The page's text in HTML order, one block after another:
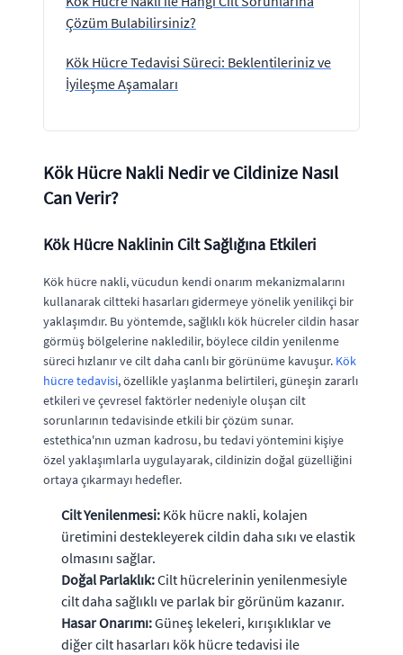
Çözüm Bulabilirsiniz?
Kök Hücre Tedavisi Süreci: Beklentileriniz ve
İyileşme Aşamaları
Kök Hücre Nakli Nedir ve Cildinize Nasıl
Can Verir?
Kök Hücre Naklinin Cilt Sağlığına Etkileri
Kök hücre nakli, vücudun kendi onarım mekanizmalarını
kullanarak ciltteki hasarları gidermeye yönelik yenilikçi bir
yaklaşımdır. Bu yöntemde, sağlıklı kök hücreler cildin hasar
görmüş bölgelerine nakledilir, böylece cildin yenilenme
süreci hızlanır ve cilt daha canlı bir görünüme kavuşur. Kök
hücre tedavisi, özellikle yaşlanma belirtileri, güneşin zararlı
etkileri ve çevresel faktörler nedeniyle oluşan cilt
sorunlarının tedavisinde etkili bir çözüm sunar.
estethica'nın uzman kadrosu, bu tedavi yöntemini kişiye
özel yaklaşımlarla uygulayarak, cildinizin doğal güzelliğini
ortaya çıkarmayı hedefler.
Cilt Yenilenmesi: Kök hücre nakli, kolajen
üretimini destekleyerek cildin daha sıkı ve elastik
olmasını sağlar.
Doğal Parlaklık:Cilt hücrelerinin yenilenmesiyle
cilt daha sağlıklı ve parlak bir görünüm kazanır.
Hasar Onarımı:Güneş lekeleri, kırışıklıklar ve
diğer cilt hasarları kök hücre tedavisi ile